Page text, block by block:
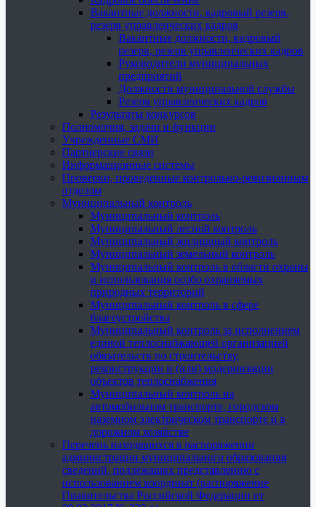
Вакантные должности, кадровый резерв,
резерв управленческих кадров
Вакантные должности, кадровый
резерв, резерв управленческих кадров
Руководители муниципальных
предприятий
Должности муниципальной службы
Резерв управленческих кадров
Результаты конкурсов
Полномочия, задачи и функции
Учрежденные СМИ
Партнерские связи
Информационные системы
Проверки, проведенные контрольно-ревизионным
отделом
Муниципальный контроль
Муниципальный контроль
Муниципальный лесной контроль
Муниципальный жилищный контроль
Муниципальный земельный контроль
Муниципальный контроль в области охраны
и использования особо охраняемых
природных территорий
Муниципальный контроль в сфере
благоустройства
Муниципальный контроль за исполнением
единой теплоснабжающей организацией
обязательств по строительству,
реконструкции и (или) модернизации
объектов теплоснабжения
Муниципальный контроль на
автомобильном транспорте, городском
наземном электрическом транспорте и в
дорожном хозяйстве
Перечень находящихся в распоряжении
администрации муниципального образования
сведений, подлежащих представлению с
использованием координат (распоряжение
Правительства Российской Федерации от